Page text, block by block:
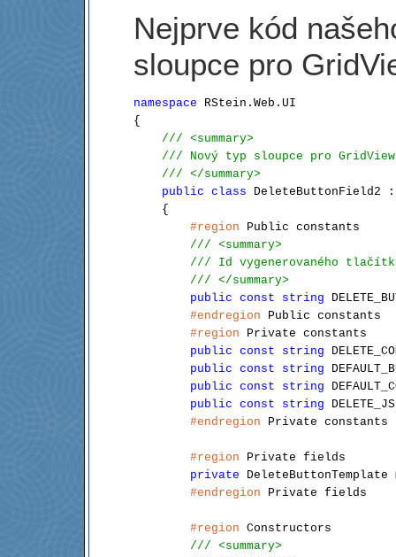
Nejprve kód
sloupce pro
namespace RStein.Web.UI
{
/// <summary>
/// Nový typ sloupce pro
/// </summary>
public class DeleteButtonField2
    {
#region Public constants
/// <summary>
/// Id vygenerovaného
/// </summary>
public const string
#endregion Public constants
#region Private constants
public const string
public const string
public const string
public const string
#endregion Private constants
#region Private fields
private DeleteButtonTemplate
#endregion Private fields
#region Constructors
/// <summary>